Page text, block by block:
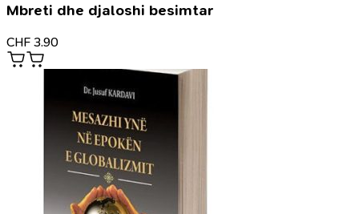
Mbreti dhe djaloshi besimtar
CHF 3.90